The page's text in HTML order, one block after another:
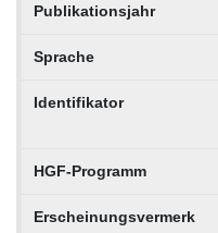
Publikationsjahr
Sprache
Identifikator
HGF-Programm
Erscheinungsvermerk